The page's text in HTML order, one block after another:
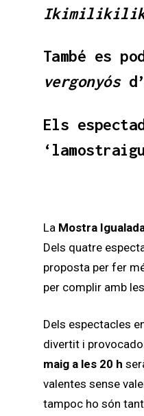
També es
vergonyós
Els
La Mostra
Dels quatre
proposta per fer
per complir amb
Dels espectacles
divertit i
maig a les 20 h
valentes sense
tampoc ho són tant